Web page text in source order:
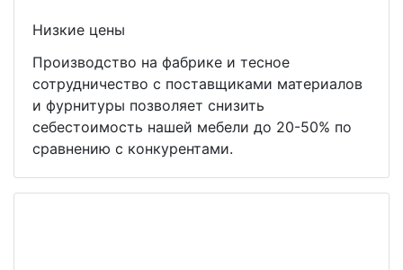
Низкие цены
Производство на фабрике и тесное
сотрудничество с поставщиками материалов
и фурнитуры позволяет снизить
себестоимость нашей мебели до 20-50% по
сравнению с конкурентами.